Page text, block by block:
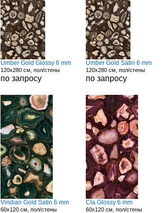
Umber Gold Glossy 6 mm
120x280 см, пол/стены
по запросу
Umber Gold Satin 6 mm
120x280 см, пол/стены
по запросу
Viridian Gold Satin 6 mm
60x120 см, пол/стены
Cla Glossy 6 mm
60x120 см, пол/стены